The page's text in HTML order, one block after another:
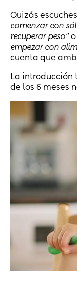
Quizás
comenzar con
recuperar peso” o
empezar con
cuenta que
La introducción
de los 6 meses